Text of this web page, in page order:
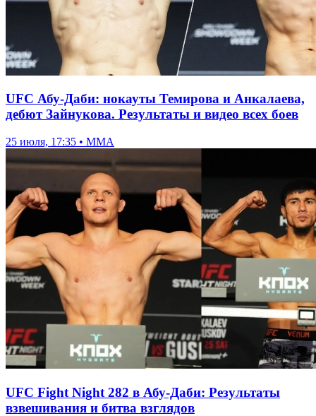
UFC Абу-Даби: нокауты Темирова и Анкалаева,
дебют Зайнукова. Результаты и видео всех боев
25 июля, 17:35 • ММА
UFC Fight Night 282 в Абу-Даби: Результаты
взвешивания и битва взглядов